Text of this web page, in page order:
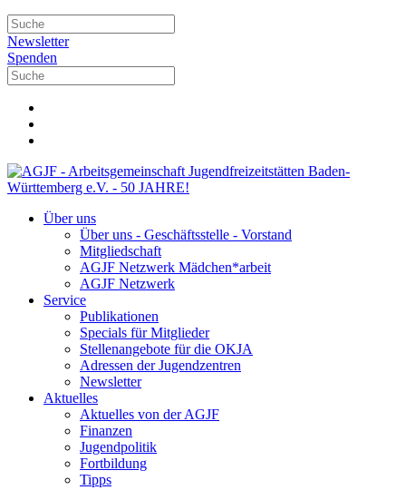
Newsletter
Spenden
Über uns
Über uns - Geschäftsstelle - Vorstand
Mitgliedschaft
AGJF Netzwerk Mädchen*arbeit
AGJF Netzwerk
Service
Publikationen
Specials für Mitglieder
Stellenangebote für die OKJA
Adressen der Jugendzentren
Newsletter
Aktuelles
Aktuelles von der AGJF
Finanzen
Jugendpolitik
Fortbildung
Tipps